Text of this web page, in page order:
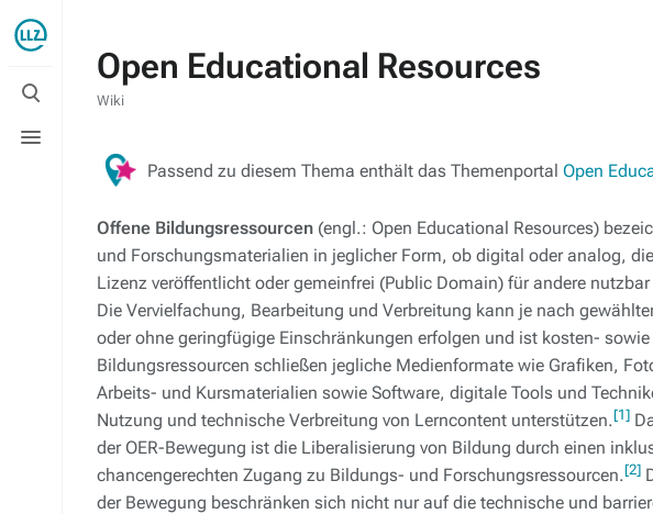
Suche
umschalten
umschalten
Open Educational Resources
Wiki
Passend zu diesem Thema enthält das Themenportal Open
Offene Bildungsressourcen (engl.: Open Educational Resources)
und Forschungsmaterialien in jeglicher Form, ob digital oder analog,
Lizenz veröffentlicht oder gemeinfrei (Public Domain) für andere
Die Vervielfachung, Bearbeitung und Verbreitung kann je nach
oder ohne geringfügige Einschränkungen erfolgen und ist kosten- sowie
Bildungsressourcen schließen jegliche Medienformate wie Grafiken,
Arbeits- und Kursmaterialien sowie Software, digitale Tools und
Nutzung und technische Verbreitung von Lerncontent unterstützen.[1]
der OER-Bewegung ist die Liberalisierung von Bildung durch einen
chancengerechten Zugang zu Bildungs- und Forschungsressourcen.[2]
der Bewegung beschränken sich nicht nur auf die technische und